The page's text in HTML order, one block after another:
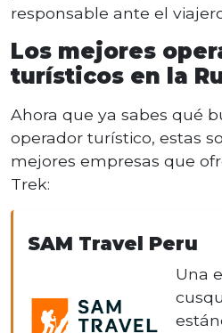
responsable ante el
Los mejores
turísticos en la
Ahora que ya sabes qué
operador turístico, estas
mejores empresas que
Trek:
SAM Travel Peru
Una